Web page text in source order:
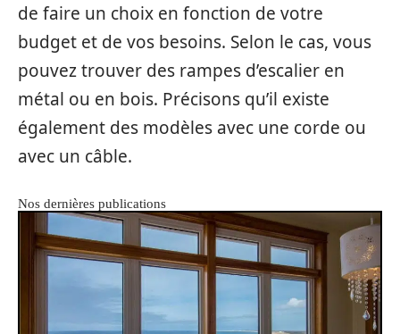
de faire un choix en fonction de votre
budget et de vos besoins. Selon le cas, vous
pouvez trouver des rampes d’escalier en
métal ou en bois. Précisons qu’il existe
également des modèles avec une corde ou
avec un câble.
Nos dernières publications